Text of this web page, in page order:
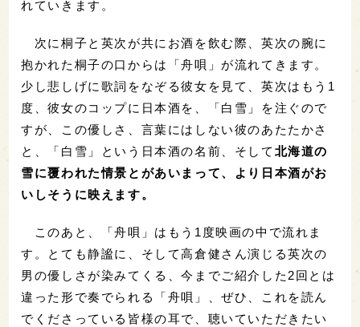
れていきます。
次に桐子と英次が共にお酒を飲む際、英次の腕に
抱かれた桐子の口からは「舟唄」が流れてきます。
少し悲しげに歌詞をなぞる彼女を見て、英次はもう1
度、彼女のコップに日本酒を、「白雪」を注ぐので
すが、この優しさ、言葉にはしない彼のあたたかさ
と、「白雪」という日本酒の名前、そして 北海道の
雪に覆われた情景とがあいまって、より日本酒がお
いしそうに映えます。
このあと、「舟唄」はもう1度映画の中で流れま
す。とても静謐に、そして高倉健さん演じる英次の
男の優しさが染みてくる、今までご紹介した2回とは
違った形で奏でられる「舟唄」、ぜひ、これを読ん
でくださっている皆様の耳で、聴いていただきたい